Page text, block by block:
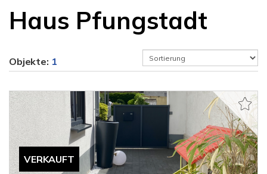
Haus Pfungstadt
Objekte: 1
VERKAUFT